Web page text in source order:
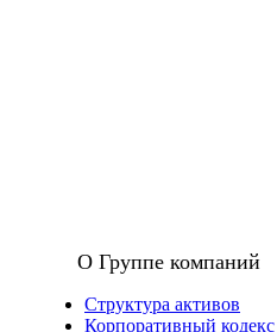
О Группе компаний
Структура активов
Корпоративный кодекс